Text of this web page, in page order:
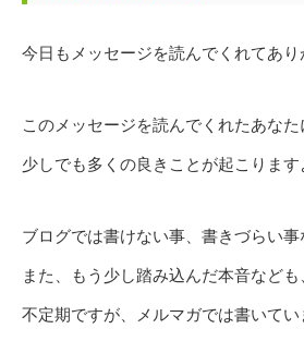
今日もメッセージを読んでくれてあり
このメッセージを読んでくれたあなた
少しでも多くの良きことが起こります
ブログでは書けない事、書きづらい事
また、もう少し踏み込んだ本音なども
不定期ですが、メルマガでは書いてい